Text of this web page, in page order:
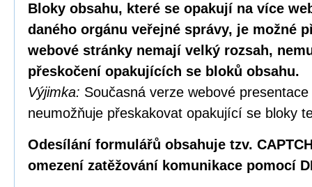
Bloky obsahu, které se opakují na více
daného orgánu veřejné správy, je možné
webové stránky nemají velký rozsah,
přeskočení opakujících se bloků obsahu.
Výjimka: Současná verze webové
neumožňuje přeskakovat opakující se bloky
Odesílání formulářů obsahuje tzv.
omezení zatěžování komunikace pomocí